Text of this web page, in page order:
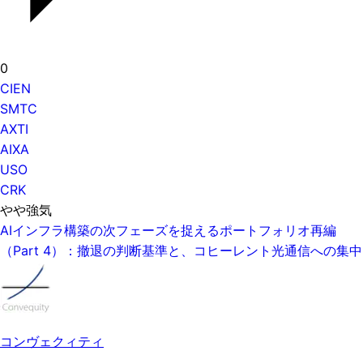
0
CIEN
SMTC
AXTI
AIXA
USO
CRK
やや強気
AIインフラ構築の次フェーズを捉えるポートフォリオ再編
（Part 4）：撤退の判断基準と、コヒーレント光通信への集中
コンヴェクィティ